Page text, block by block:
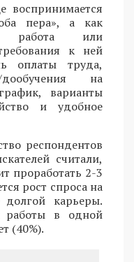
воспринимается
пера», а как
работа или
к ней
оплаты труда,
дообучения на
варианты
и удобное
респондентов
считали,
проработать 2-3
рост спроса на
долгой карьеры.
работы в одной
(40%).